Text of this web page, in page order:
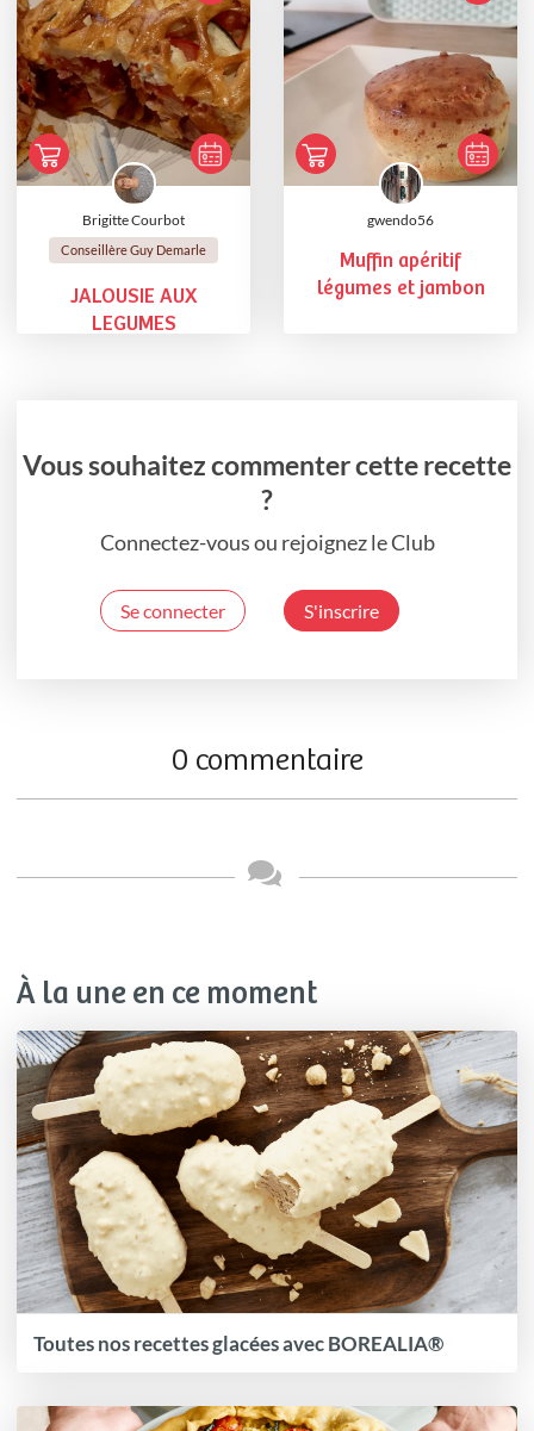
Brigitte Courbot
Conseillère Guy Demarle
JALOUSIE AUX
LEGUMES
gwendo56
Muffin apéritif
légumes et jambon
Vous souhaitez commenter cette recette
?
Connectez-vous ou rejoignez le Club
Se connecter S'inscrire
0 commentaire
À la une en ce moment
Toutes nos recettes glacées avec BOREALIA®